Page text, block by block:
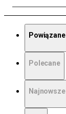
Powiązane
Polecane
Najnowsze